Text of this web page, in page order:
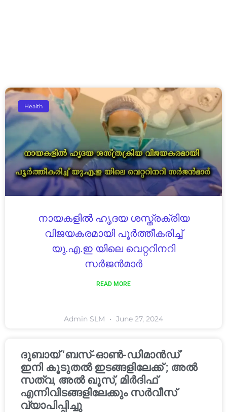
Health
നായകളിൽ ഹൃദയ ശസ്ത്രക്രിയ
വിജയകരമായി പൂർത്തീകരിച്ച്
യു.എ.ഇ യിലെ വെറ്ററിനറി
സർജൻമാർ
READ MORE
Admin SLM June 27, 2024
ദുബായ് ‘ബസ്-ഓൺ-ഡിമാൻഡ്’
ഇനി കൂടുതൽ ഇടങ്ങളിലേക്ക് ; അൽ
സത്വ, അൽ ഖൂസ്, മിർദിഫ്
എന്നിവിടങ്ങളിലേക്കും സർവീസ്
വ്യാപിപ്പിച്ചു